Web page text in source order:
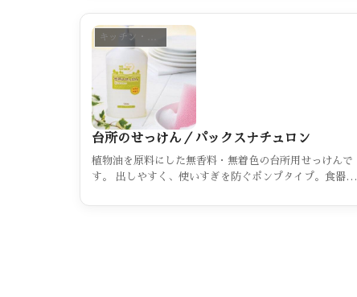
台所のせっけん／パックスナチュロン
植物油を原料にした無香料・無着色の台所用せっけんで
す。 出しやすく、使いすぎを防ぐポンプタイプ。食器洗